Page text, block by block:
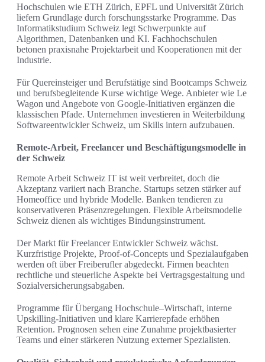
Hochschulen wie ETH Zürich, EPFL und Universität Zürich
liefern Grundlage durch forschungsstarke Programme. Das
Informatikstudium Schweiz legt Schwerpunkte auf
Algorithmen, Datenbanken und KI. Fachhochschulen
betonen praxisnahe Projektarbeit und Kooperationen mit der
Industrie.
Für Quereinsteiger und Berufstätige sind Bootcamps Schweiz
und berufsbegleitende Kurse wichtige Wege. Anbieter wie Le
Wagon und Angebote von Google-Initiativen ergänzen die
klassischen Pfade. Unternehmen investieren in Weiterbildung
Softwareentwickler Schweiz, um Skills intern aufzubauen.
Remote-Arbeit, Freelancer und Beschäftigungsmodelle in
der Schweiz
Remote Arbeit Schweiz IT ist weit verbreitet, doch die
Akzeptanz variiert nach Branche. Startups setzen stärker auf
Homeoffice und hybride Modelle. Banken tendieren zu
konservativeren Präsenzregelungen. Flexible Arbeitsmodelle
Schweiz dienen als wichtiges Bindungsinstrument.
Der Markt für Freelancer Entwickler Schweiz wächst.
Kurzfristige Projekte, Proof-of-Concepts und Spezialaufgaben
werden oft über Freiberufler abgedeckt. Firmen beachten
rechtliche und steuerliche Aspekte bei Vertragsgestaltung und
Sozialversicherungsabgaben.
Programme für Übergang Hochschule–Wirtschaft, interne
Upskilling-Initiativen und klare Karrierepfade erhöhen
Retention. Prognosen sehen eine Zunahme projektbasierter
Teams und einer stärkeren Nutzung externer Spezialisten.